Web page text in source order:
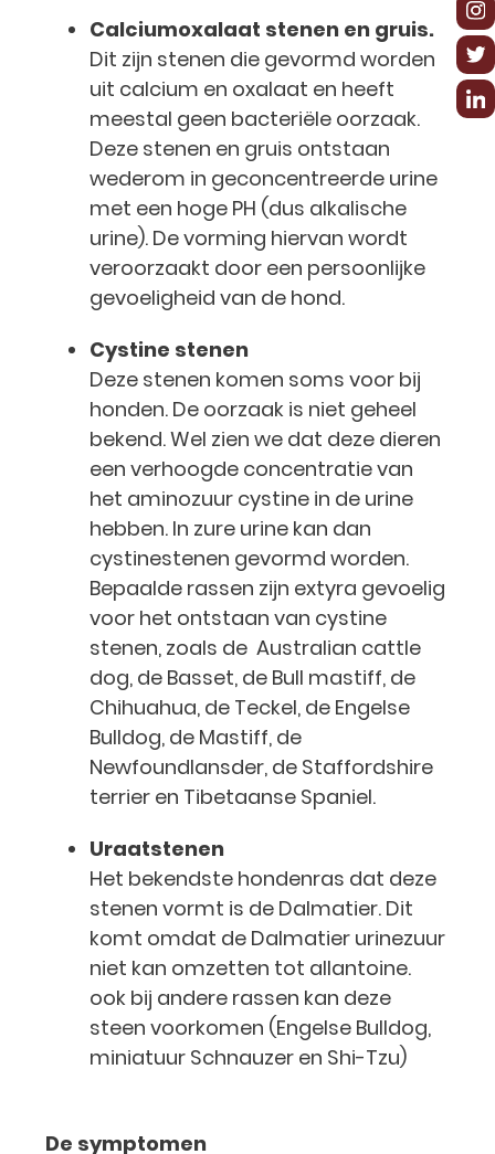
Calciumoxalaat stenen en gruis.
Dit zijn stenen die gevormd worden
uit calcium en oxalaat en heeft
meestal geen bacteriële oorzaak.
Deze stenen en gruis ontstaan
wederom in geconcentreerde urine
met een hoge PH (dus alkalische
urine). De vorming hiervan wordt
veroorzaakt door een persoonlijke
gevoeligheid van de hond.
Cystine stenen
Deze stenen komen soms voor bij
honden. De oorzaak is niet geheel
bekend. Wel zien we dat deze dieren
een verhoogde concentratie van
het aminozuur cystine in de urine
hebben. In zure urine kan dan
cystinestenen gevormd worden.
Bepaalde rassen zijn extyra gevoelig
voor het ontstaan van cystine
stenen, zoals de Australian cattle
dog, de Basset, de Bull mastiff, de
Chihuahua, de Teckel, de Engelse
Bulldog, de Mastiff, de
Newfoundlansder, de Staffordshire
terrier en Tibetaanse Spaniel.
Uraatstenen
Het bekendste hondenras dat deze
stenen vormt is de Dalmatier. Dit
komt omdat de Dalmatier urinezuur
niet kan omzetten tot allantoine.
ook bij andere rassen kan deze
steen voorkomen (Engelse Bulldog,
miniatuur Schnauzer en Shi-Tzu)
De symptomen